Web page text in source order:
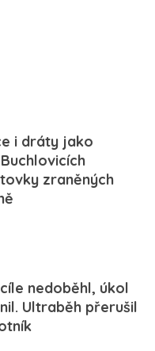
i dráty jako
zraněných
nedoběhl, úkol
Ultraběh přerušil